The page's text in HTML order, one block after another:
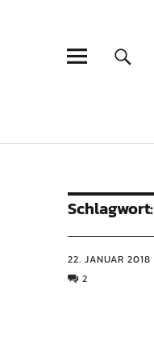
Schlagwort:
22. JANUAR 2018
2